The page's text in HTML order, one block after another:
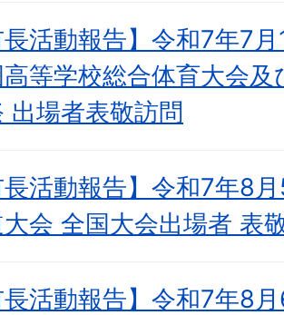
長活動報告】令和7年7
等学校総合体育大会
出場者表敬訪問
長活動報告】令和7年8
会 全国大会出場者 表
長活動報告】令和7年8